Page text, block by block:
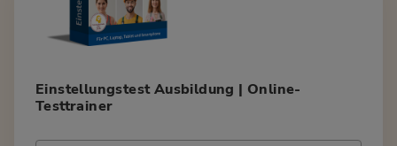
Einstellungstest Ausbildung | Online-
Testtrainer